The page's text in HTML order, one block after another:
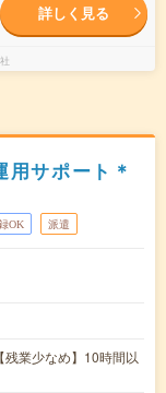
詳しく見る
用サポート＊
OK 派遣
業少なめ】10時間以